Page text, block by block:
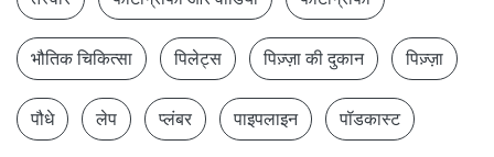
भौतिक चिकित्सा पिलेट्स पिज़्ज़ा की दुकान पिज़्ज़ा
पौधे लेप प्लंबर पाइपलाइन पॉडकास्ट